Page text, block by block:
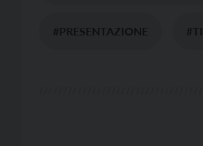
#PRESENTAZIONE